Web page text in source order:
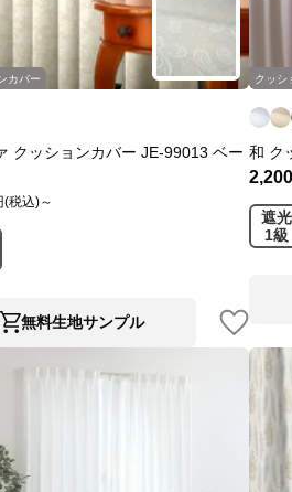
カバー
クッションカバー JE-99013 ベー
(税込)～
無料生地サンプル
クッシ
和 ク
2,200
遮光
1級